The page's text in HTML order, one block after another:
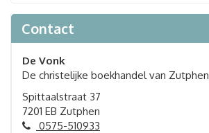
Contact
De Vonk
De christelijke boekhandel van Zutphen
Spittaalstraat 37
7201 EB Zutphen
0575-510933